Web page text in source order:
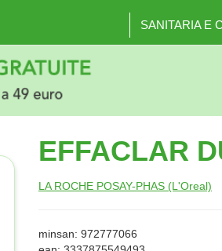
SANITARIA E
EFFACLAR
LA ROCHE POSAY-PHAS (L'Oreal)
minsan: 972777066